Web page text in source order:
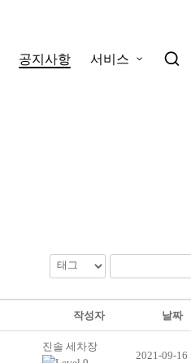
공지사항 서비스
작성자 날짜
진솔 세차장
2021-09-16